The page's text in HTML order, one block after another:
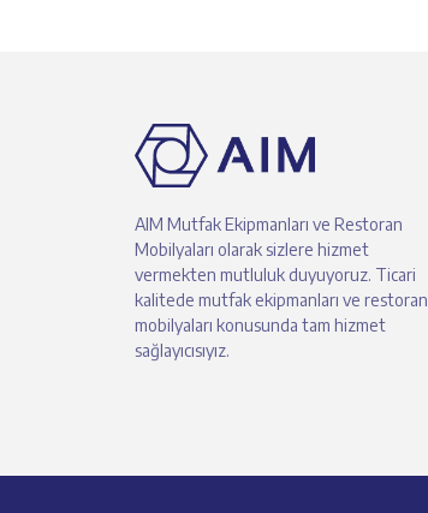
AIM Mutfak Ekipmanları ve Restoran
Mobilyaları olarak sizlere hizmet
vermekten mutluluk duyuyoruz. Ticari
kalitede mutfak ekipmanları ve restoran
mobilyaları konusunda tam hizmet
sağlayıcısıyız.